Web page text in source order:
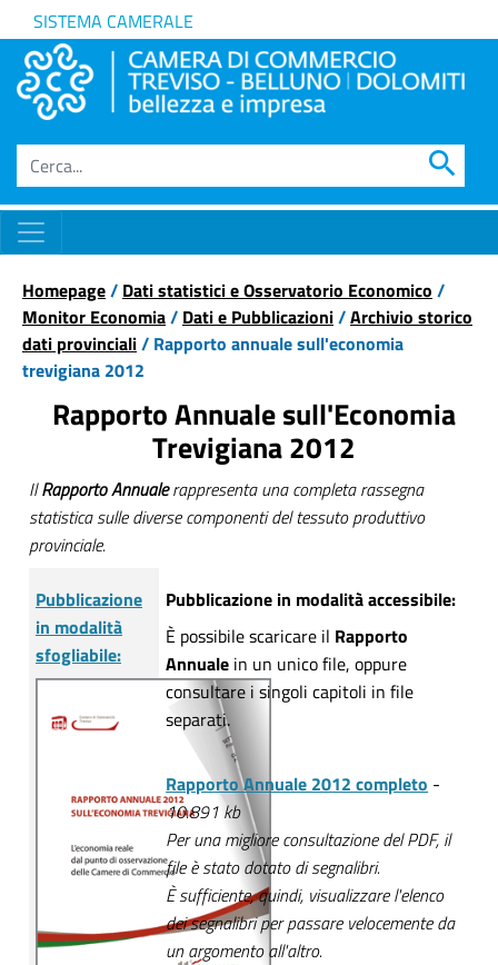
SISTEMA CAMERALE
search
Homepage/ Dati statistici e Osservatorio Economico /
Monitor Economia/ Dati e Pubblicazioni/Archivio storico
dati provinciali/ Rapporto annuale sull'economia
trevigiana 2012
Rapporto Annuale sull'Economia
Trevigiana 2012
IlRapporto Annualerappresenta una completa rassegna
statistica sulle diverse componenti del tessuto produttivo
provinciale.
Pubblicazione
in modalità
sfogliabile:
Pubblicazione in modalità accessibile:
È possibile scaricare il Rapporto
Annuale in un unico file, oppure
consultare i singoli capitoli in file
separati.
Rapporto Annuale 2012 completo -
10.891 kb
Per una migliore consultazione del PDF, il
file è stato dotato di segnalibri.
È sufficiente, quindi, visualizzare l'elenco
dei segnalibri per passare velocemente da
un argomento all'altro.